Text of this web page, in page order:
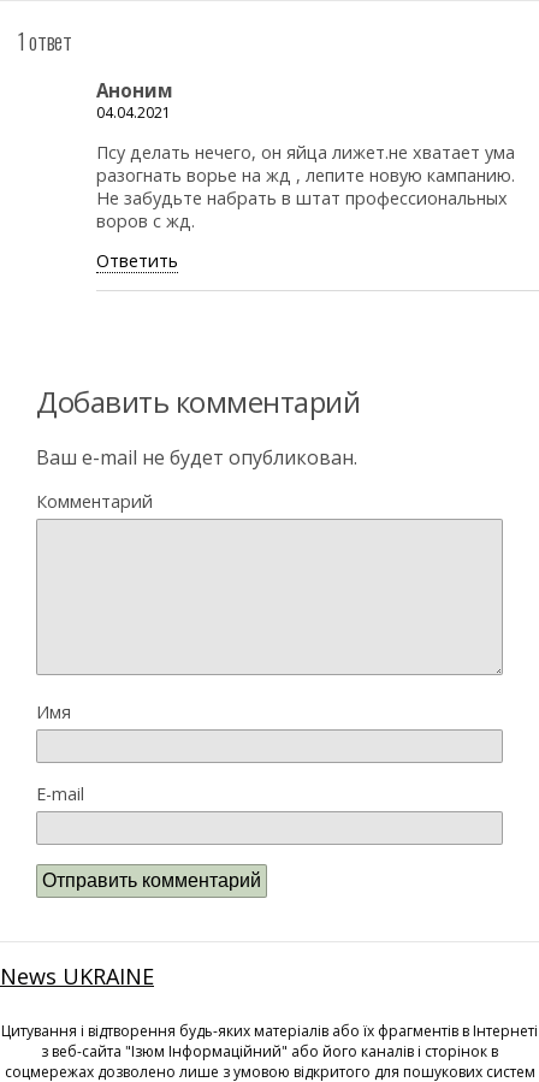
1 ответ
Аноним
04.04.2021
Псу делать нечего, он яйца лижет.не хватает ума
разогнать ворье на жд , лепите новую кампанию.
Не забудьте набрать в штат профессиональных
воров с жд.
Ответить
Добавить комментарий
Ваш e-mail не будет опубликован.
Комментарий
Имя
E-mail
News UKRAINE
Цитування і відтворення будь-яких матеріалів або їх фрагментів в Інтернеті
з веб-сайта "Ізюм Інформаційний" або його каналів і сторінок в
соцмережах дозволено лише з умовою відкритого для пошукових систем